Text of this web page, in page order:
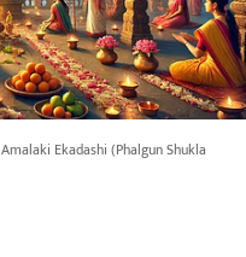
Amalaki Ekadashi (Phalgun Shukla